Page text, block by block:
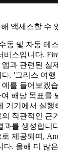
해 액세스할 수
동 및 자동 테
비스입니다.
앱과 관련된 실
. '그리스 여
를 들어보겠
해당 목표를
기기에서 실행
직관적인 근
과를 생성합니
제공되며,
다. 올해 더 많